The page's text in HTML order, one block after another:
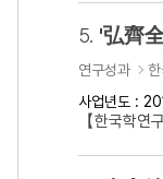
5. '弘齊
연구성과
사업년도 :
【한국학